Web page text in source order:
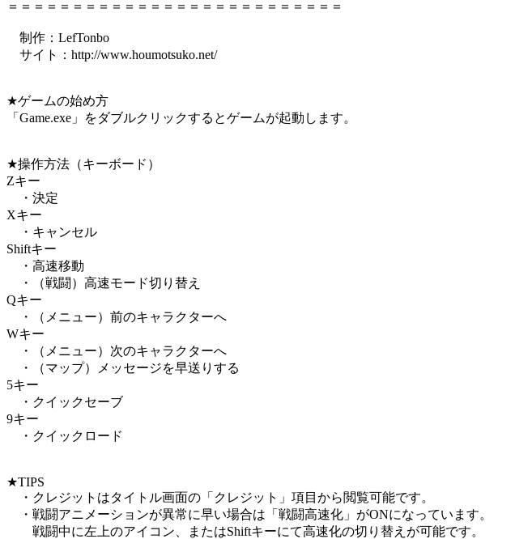
＝＝＝＝＝＝＝＝＝＝＝＝＝＝＝＝＝＝＝＝＝＝＝＝＝＝
制作：LefTonbo
サイト：http://www.houmotsuko.net/
★ゲームの始め方
「Game.exe」をダブルクリックするとゲームが起動します。
★操作方法（キーボード）
Zキー
・決定
Xキー
・キャンセル
Shiftキー
・高速移動
・（戦闘）高速モード切り替え
Qキー
・（メニュー）前のキャラクターへ
Wキー
・（メニュー）次のキャラクターへ
・（マップ）メッセージを早送りする
5キー
・クイックセーブ
9キー
・クイックロード
★TIPS
・クレジットはタイトル画面の「クレジット」項目から閲覧可能です。
・戦闘アニメーションが異常に早い場合は「戦闘高速化」がONになっています。
戦闘中に左上のアイコン、またはShiftキーにて高速化の切り替えが可能です。